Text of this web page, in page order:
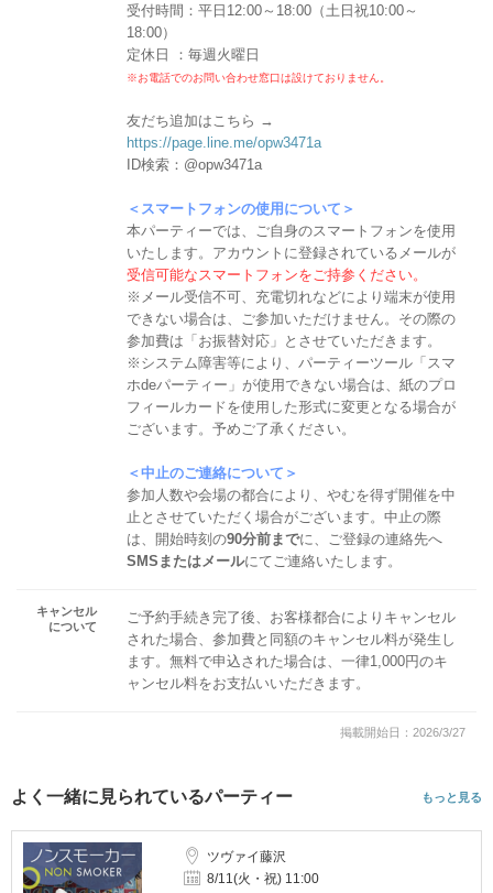
受付時間：平日12:00～18:00（土日祝10:00～
18:00）
定休日 ：毎週火曜日
※お電話でのお問い合わせ窓口は設けておりません。
友だち追加はこちら →
https://page.line.me/opw3471a
ID検索：@opw3471a
＜スマートフォンの使用について＞
本パーティーでは、ご自身のスマートフォンを使用
いたします。アカウントに登録されているメールが
受信可能なスマートフォンをご持参ください。
※メール受信不可、充電切れなどにより端末が使用
できない場合は、ご参加いただけません。その際の
参加費は「お振替対応」とさせていただきます。
※システム障害等により、パーティーツール「スマ
ホdeパーティー」が使用できない場合は、紙のプロ
フィールカードを使用した形式に変更となる場合が
ございます。予めご了承ください。
＜中止のご連絡について＞
参加人数や会場の都合により、やむを得ず開催を中
止とさせていただく場合がございます。中止の際
は、開始時刻の90分前までに、ご登録の連絡先へ
SMSまたはメールにてご連絡いたします。
キャンセル
について
ご予約手続き完了後、お客様都合によりキャンセル
された場合、参加費と同額のキャンセル料が発生し
ます。無料で申込された場合は、一律1,000円のキ
ャンセル料をお支払いいただきます。
掲載開始日：2026/3/27
よく一緒に見られているパーティー もっと見る
ツヴァイ藤沢
8/11(火・祝) 11:00